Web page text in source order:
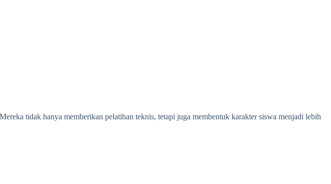
tidak hanya memberikan pelatihan teknis, tetapi juga membentuk karakter siswa menjadi lebih